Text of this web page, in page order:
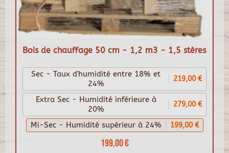
Bois de chauffage 50 cm - 1,2 m3 - 1,5 stères
199,00 €
Sec - Taux d'humidité entre 18% et
24%
219,00 €
Extra Sec - Humidité inférieure à
20%
279,00 €
Mi-Sec - Humidité supérieur à 24% 199,00 €